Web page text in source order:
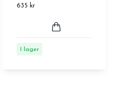
635 kr
I lager